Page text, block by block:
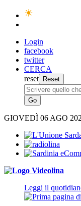
Login
facebook
twitter
CERCA
reset
GIOVEDÌ 06 AGO
Leggi il